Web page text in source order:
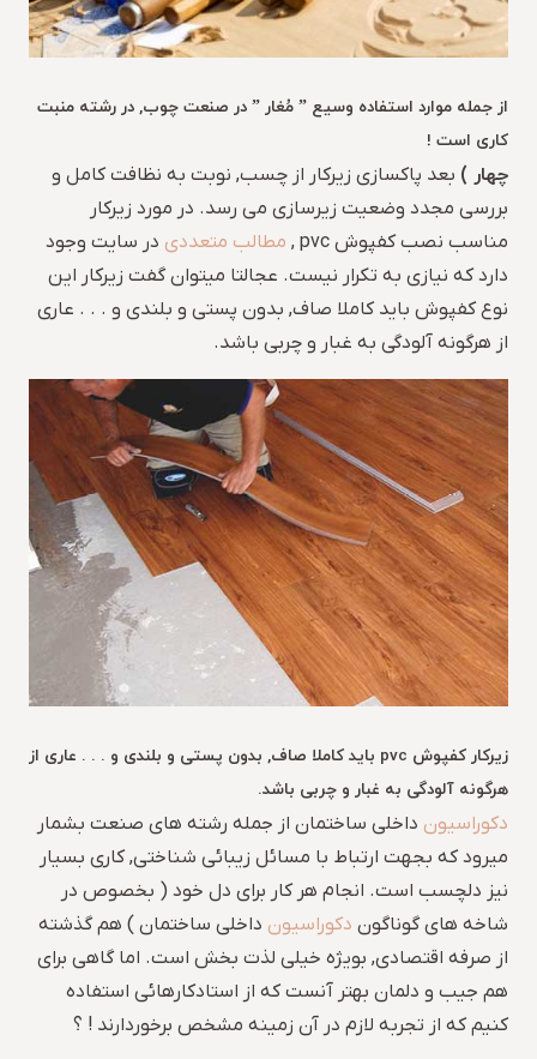
از جمله موارد استفاده وسیع ” مُغار ” در صنعت چوب, در رشته منبت
کاری است !
چهار ) بعد پاکسازی زیرکار از چسب, نوبت به نظافت کامل و
بررسی مجدد وضعیت زیرسازی می رسد. در مورد زیرکار
مناسب نصب کفپوش pvc ,
مطالب متعددی در سایت وجود
دارد که نیازی به تکرار نیست. عجالتا میتوان گفت زیرکار این
نوع کفپوش باید کاملا صاف, بدون پستی و بلندی و . . . عاری
از هرگونه آلودگی به غبار و چربی باشد.
ز
یرکار کفپوش pvc باید کاملا صاف, بدون پستی و بلندی و . . . عاری از
هرگونه آلودگی به غبار و چربی باشد.
دکوراسیون داخلی ساختمان از جمله رشته های صنعت بشمار
میرود که بجهت ارتباط با مسائل زیبائی شناختی, کاری بسیار
نیز دلچسب است. انجام هر کار برای دل خود ( بخصوص در
شاخه های گوناگون دکوراسیون داخلی ساختمان ) هم گذشته
از صرفه اقتصادی, بویژه خیلی لذت بخش است. اما گاهی برای
هم جیب و دلمان بهتر آنست که از استادکارهائی استفاده
کنیم که از تجربه لازم در آن زمینه مشخص برخوردارند ! ؟